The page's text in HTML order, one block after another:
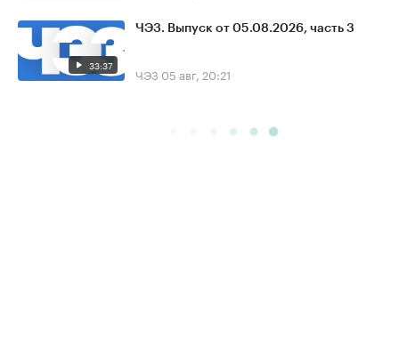
33:37
ЧЭЗ. Выпуск от 05.08.2026, часть 3
ЧЭЗ 05 авг, 20:21